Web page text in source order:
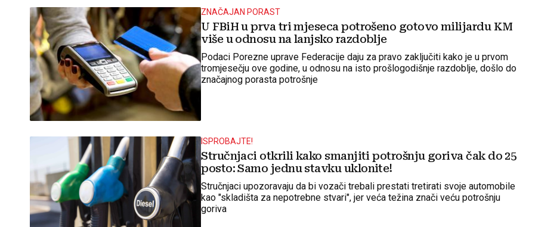
ZNAČAJAN PORAST
U FBiH u prva tri mjeseca potrošeno gotovo milijardu KM
više u odnosu na lanjsko razdoblje
Podaci Porezne uprave Federacije daju za pravo zaključiti kako je u prvom
tromjesečju ove godine, u odnosu na isto prošlogodišnje razdoblje, došlo do
značajnog porasta potrošnje
ISPROBAJTE!
Stručnjaci otkrili kako smanjiti potrošnju goriva čak do 25
posto: Samo jednu stavku uklonite!
Stručnjaci upozoravaju da bi vozači trebali prestati tretirati svoje automobile
kao "skladišta za nepotrebne stvari", jer veća težina znači veću potrošnju
goriva